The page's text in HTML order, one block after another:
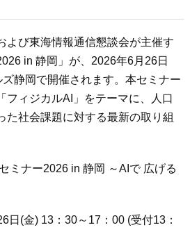
よび東海情報通信懇談会が主催す
in 静岡」が、2026年6月26日
静岡で開催されます。本セミナー
フィジカルAI」をテーマに、人口
た社会課題に対する最新の取り組
ミナー2026 in 静岡 ～AIで 広げる
日(金) 13：30～17：00 (受付13：